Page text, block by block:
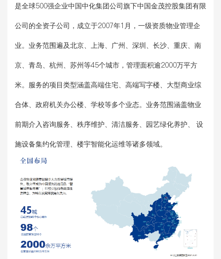
是全球500强企业中国中化集团公司旗下中国金茂控股集团有限
公司的全资子公司，成立于2007年1月，一级资质物业管理企
业。业务范围遍及北京、上海、广州、深圳、长沙、重庆、南
京、青岛、杭州、苏州等45个城市，管理面积逾2000万平方
米。服务的项目类型涵盖高端住宅、高端写字楼、大型商业综
合体、政府机关办公楼、学校等多个业态。业务范围涵盖物业
前期介入咨询服务、秩序维护、清洁服务、园艺绿化养护、 设
施设备集约化管理、楼宇智能化运维等诸多领域。